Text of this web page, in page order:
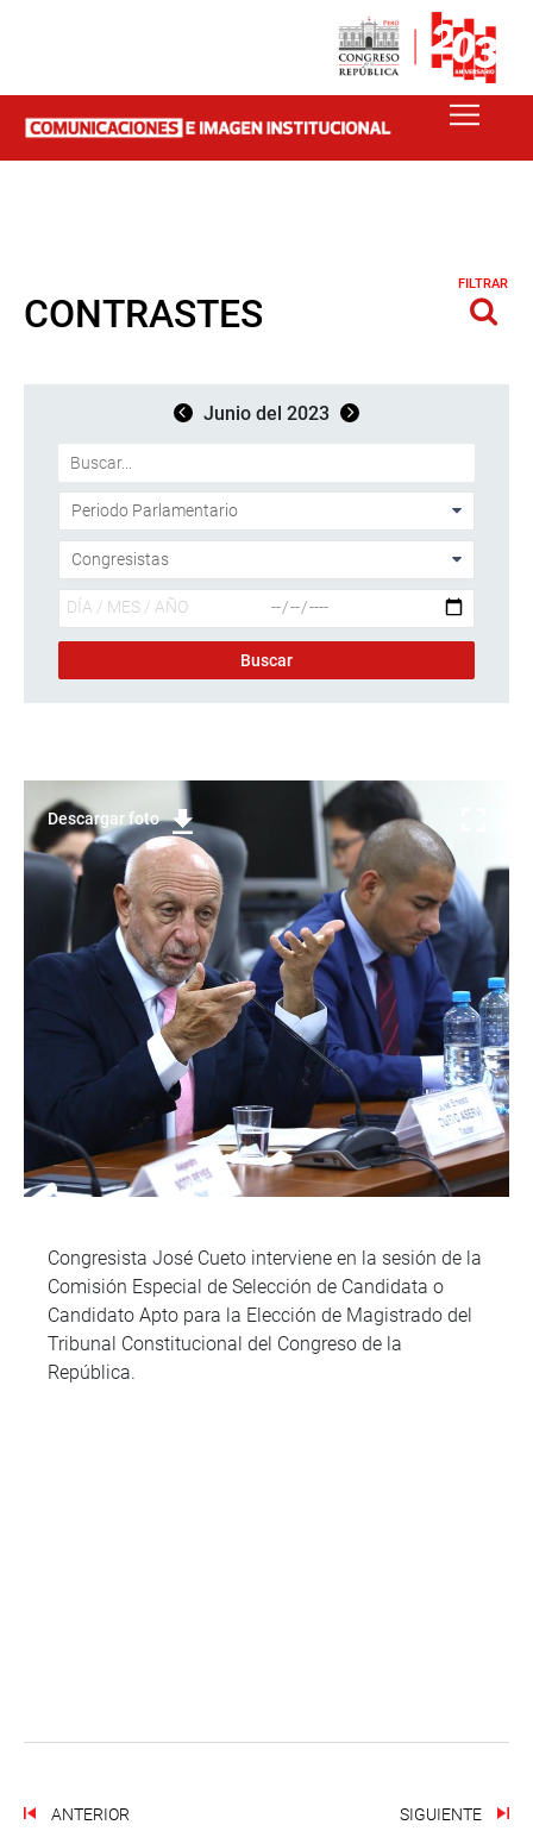
CONTRASTES
FILTRAR
Junio del 2023
Descargar foto
Congresista José Cueto interviene en la sesión de la
Comisión Especial de Selección de Candidata o
Candidato Apto para la Elección de Magistrado del
Tribunal Constitucional del Congreso de la
República.
ANTERIOR SIGUIENTE